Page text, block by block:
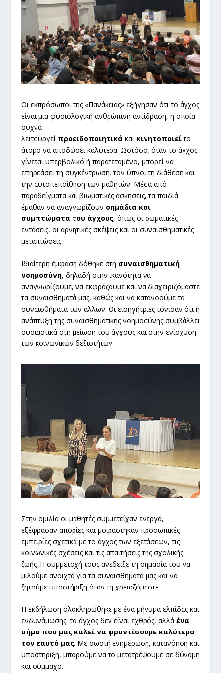
Οι εκπρόσωποι της «Πανάκειας» εξήγησαν ότι το άγχος
είναι μια φυσιολογική ανθρώπινη αντίδραση, η οποία
συχνά
λειτουργεί προειδοποιητικά και κινητοποιείτο
άτομο να αποδώσει καλύτερα. Ωστόσο, όταν το άγχος
γίνεται υπερβολικό ή παρατεταμένο, μπορεί να
επηρεάσει τη συγκέντρωση, τον ύπνο, τη διάθεση και
την αυτοπεποίθηση των μαθητών. Μέσα από
παραδείγματα και βιωματικές ασκήσεις, τα παιδιά
έμαθαν να αναγνωρίζουν σημάδια και
συμπτώματα του άγχους, όπως οι σωματικές
εντάσεις, οι αρνητικές σκέψεις και οι συναισθηματικές
μεταπτώσεις.
Ιδιαίτερη έμφαση δόθηκε στη συναισθηματική
νοημοσύνη, δηλαδή στην ικανότητα να
αναγνωρίζουμε, να εκφράζουμε και να διαχειριζόμαστε
τα συναισθήματά μας, καθώς και να κατανοούμε τα
συναισθήματα των άλλων. Οι εισηγήτριες τόνισαν ότι η
ανάπτυξη της συναισθηματικής νοημοσύνης συμβάλλει
ουσιαστικά στη μείωση του άγχους και στην ενίσχυση
των κοινωνικών δεξιοτήτων.
Στην ομιλία οι μαθητές συμμετείχαν ενεργά,
εξέφρασαν απορίες και μοιράστηκαν προσωπικές
εμπειρίες σχετικά με το άγχος των εξετάσεων, τις
κοινωνικές σχέσεις και τις απαιτήσεις της σχολικής
ζωής. Η συμμετοχή τους ανέδειξε τη σημασία του να
μιλούμε ανοιχτά για τα συναισθήματά μας και να
ζητούμε υποστήριξη όταν τη χρειαζόμαστε.
Η εκδήλωση ολοκληρώθηκε με ένα μήνυμα ελπίδας και
ενδυνάμωσης: το άγχος δεν είναι εχθρός, αλλά ένα
σήμα που μας καλεί να φροντίσουμε καλύτερα
τον εαυτό μας. Με σωστή ενημέρωση, κατανόηση και
υποστήριξη, μπορούμε να το μετατρέψουμε σε δύναμη
και σύμμαχο.